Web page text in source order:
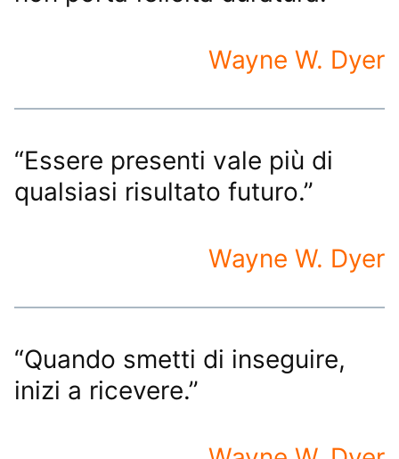
Wayne W. Dyer
“Essere presenti vale più di
qualsiasi risultato futuro.”
Wayne W. Dyer
“Quando smetti di inseguire,
inizi a ricevere.”